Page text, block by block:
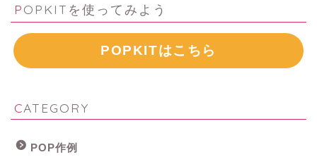
POPKITを使ってみよう
POPKITはこちら
CATEGORY
POP作例